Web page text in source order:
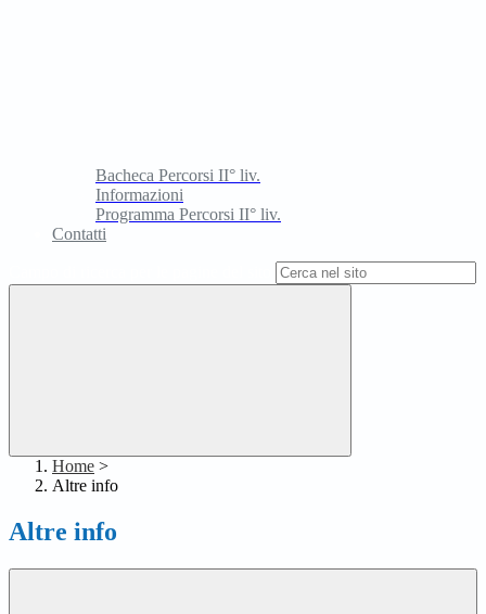
Bacheca Percorsi II° liv.
Informazioni
Programma Percorsi II° liv.
Contatti
Home >
Altre info
Altre info